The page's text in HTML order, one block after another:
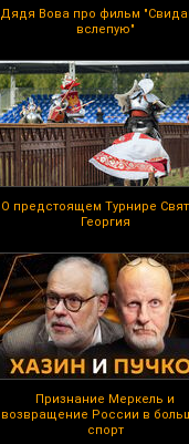
Дядя Вова про фильм
вслепую"
О предстоящем Турнире
Георгия
Признание Меркель и
возвращение России в
спорт